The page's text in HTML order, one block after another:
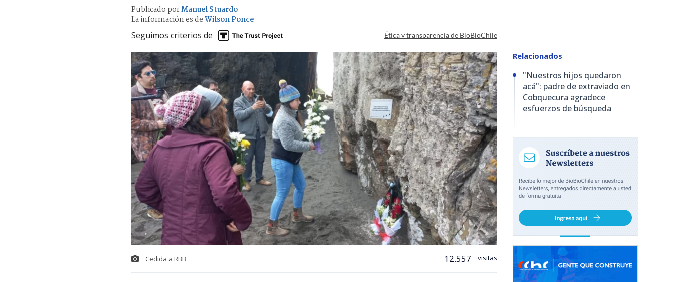
Publicado porManuel Stuardo
La información es deWilson Ponce
Seguimos criterios de Ética y transparencia de BioBioChile
Cedida a RBB 12.557 visitas
Relacionados
"Nuestros hijos quedaron
acá": padre de extraviado en
Cobquecura agradece
esfuerzos de búsqueda